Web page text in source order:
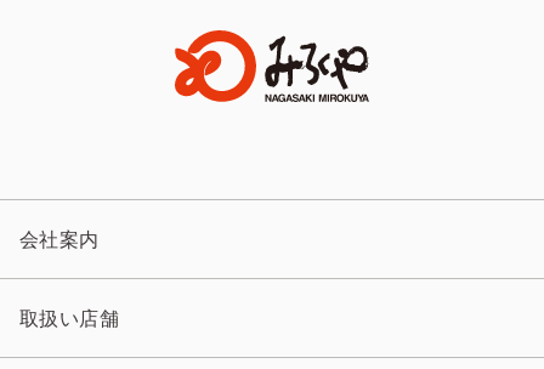
会社案内
取扱い店舗